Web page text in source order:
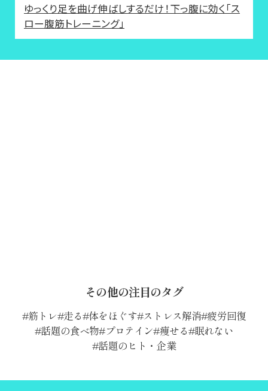
ゆっくり足を曲げ伸ばしするだけ！下っ腹に効く「ス
ロー腹筋トレーニング」
その他の注目のタグ
筋トレ 走る 体をほぐす ストレス解消 疲労回復
話題の食べ物 プロテイン 痩せる 眠れない
話題のヒト・企業